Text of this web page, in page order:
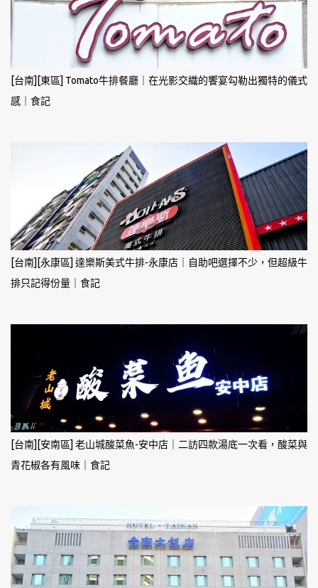
[台南][東區] Tomato牛排餐廳｜在光影交織的饗宴勾勒出獨特的儀式
感｜食記
[台南][永康區] 達樂斯美式牛排-永康店｜自助吧選擇不少，但超級牛
排只記得份量｜食記
[台南][安南區] 老山城酸菜魚-安中店｜二訪四款湯底一次看，酸菜與
青花椒各有風味｜食記